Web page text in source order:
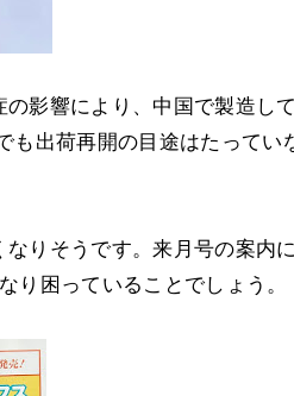
影響により、中国で製造し
も出荷再開の目途はたってい
りそうです。来月号の案内
り困っていることでしょう。